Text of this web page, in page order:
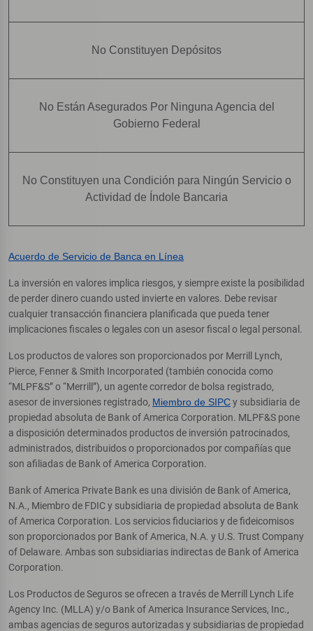
No Constituyen Depósitos
No Están Asegurados Por Ninguna Agencia del
Gobierno Federal
No Constituyen una Condición para Ningún Servicio o
Actividad de Índole Bancaria
Acuerdo de Servicio de Banca en Línea
La inversión en valores implica riesgos, y siempre existe la posibilidad
de perder dinero cuando usted invierte en valores. Debe revisar
cualquier transacción financiera planificada que pueda tener
implicaciones fiscales o legales con un asesor fiscal o legal personal.
Los productos de valores son proporcionados por Merrill Lynch,
Pierce, Fenner & Smith Incorporated (también conocida como
“MLPF&S” o “Merrill”), un agente corredor de bolsa registrado,
asesor de inversiones registrado, Miembro de SIPCy subsidiaria de
propiedad absoluta de Bank of America Corporation. MLPF&S pone
a disposición determinados productos de inversión patrocinados,
administrados, distribuidos o proporcionados por compañías que
son afiliadas de Bank of America Corporation.
Bank of America Private Bank es una división de Bank of America,
N.A., Miembro de FDIC y subsidiaria de propiedad absoluta de Bank
of America Corporation. Los servicios fiduciarios y de fideicomisos
son proporcionados por Bank of America, N.A. y U.S. Trust Company
of Delaware. Ambas son subsidiarias indirectas de Bank of America
Corporation.
Los Productos de Seguros se ofrecen a través de Merrill Lynch Life
Agency Inc. (MLLA) y/o Bank of America Insurance Services, Inc.,
ambas agencias de seguros autorizadas y subsidiarias de propiedad